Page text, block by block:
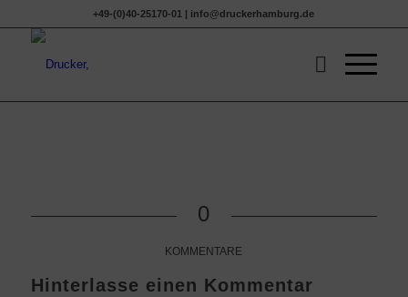
+49-(0)40-25170-01 | info@druckerhamburg.de
0
KOMMENTARE
Hinterlasse einen Kommentar